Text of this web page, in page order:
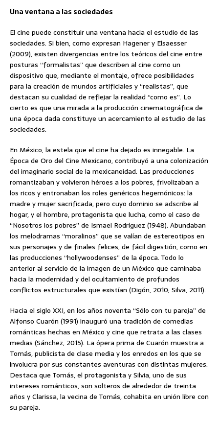
Una ventana a las sociedades
El cine puede constituir una ventana hacia el estudio de las
sociedades. Si bien, como expresan Hagener y Elsaesser
(2009), existen divergencias entre los teóricos del cine entre
posturas “formalistas” que describen al cine como un
dispositivo que, mediante el montaje, ofrece posibilidades
para la creación de mundos artificiales y “realistas”, que
destacan su cualidad de reflejar la realidad “como es”. Lo
cierto es que una mirada a la producción cinematográfica de
una época dada constituye un acercamiento al estudio de las
sociedades.
En México, la estela que el cine ha dejado es innegable. La
Época de Oro del Cine Mexicano, contribuyó a una colonización
del imaginario social de la mexicaneidad. Las producciones
romantizaban y volvieron héroes a los pobres, frivolizaban a
los ricos y entronaban los roles genéricos hegemónicos: la
madre y mujer sacrificada, pero cuyo dominio se adscribe al
hogar, y el hombre, protagonista que lucha, como el caso de
“Nosotros los pobres” de Ismael Rodríguez (1948). Abundaban
los melodramas “moralinos” que se valían de estereotipos en
sus personajes y de finales felices, de fácil digestión, como en
las producciones “hollywoodenses” de la época. Todo lo
anterior al servicio de la imagen de un México que caminaba
hacia la modernidad y del ocultamiento de profundos
conflictos estructurales que existían (Digón, 2010; Silva, 2011).
Hacia el siglo XXI, en los años noventa “Sólo con tu pareja” de
Alfonso Cuarón (1991) inauguró una tradición de comedias
románticas hechas en México y cine que retrata a las clases
medias (Sánchez, 2015). La ópera prima de Cuarón muestra a
Tomás, publicista de clase media y los enredos en los que se
involucra por sus constantes aventuras con distintas mujeres.
Destaca que Tomás, el protagonista y Silvia, uno de sus
intereses románticos, son solteros de alrededor de treinta
años y Clarissa, la vecina de Tomás, cohabita en unión libre con
su pareja.